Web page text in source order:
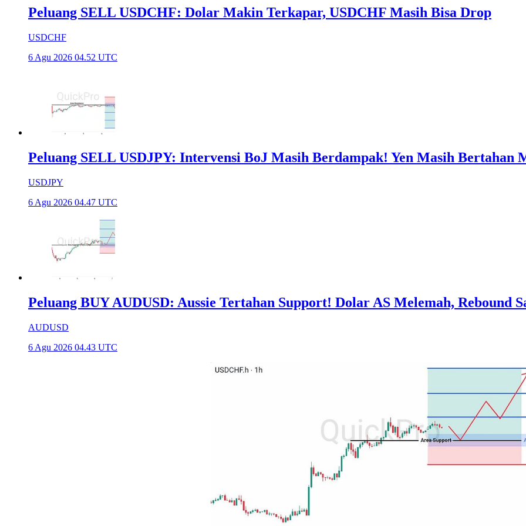
Peluang SELL USDCHF: Dolar Makin Terkapar, USDCHF Masih Bisa Drop
USDCHF
6 Agu 2026 04.52 UTC
Peluang SELL USDJPY: Intervensi BoJ Masih Berdampak! Yen Masih Bertahan
USDJPY
6 Agu 2026 04.47 UTC
Peluang BUY AUDUSD: Aussie Tertahan Support! Dolar AS Melemah, Rebound
AUDUSD
6 Agu 2026 04.43 UTC